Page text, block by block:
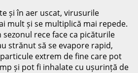
și în aer uscat, virusurile
mult și se multiplică mai repede.
rece face ca picăturile
strănut să se evapore rapid,
extrem de fine care pot
și pot fi inhalate cu ușurință de